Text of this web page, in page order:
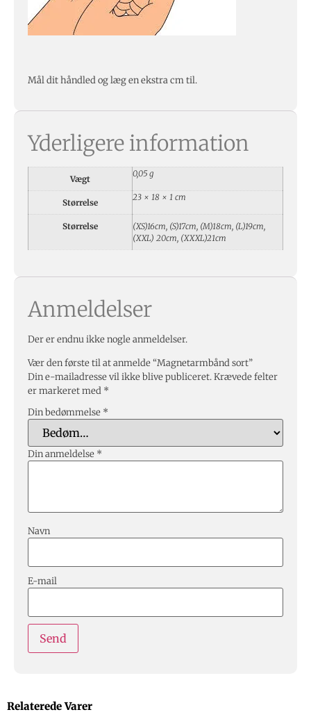
Mål dit håndled og læg en ekstra cm til.
Yderligere information
Vægt
0,05 g
Størrelse
23 × 18 × 1 cm
Størrelse
(XS)16cm, (S)17cm, (M)18cm, (L)19cm,
(XXL) 20cm, (XXXL)21cm
Anmeldelser
Der er endnu ikke nogle anmeldelser.
Vær den første til at anmelde “Magnetarmbånd sort”
Din e-mailadresse vil ikke blive publiceret.Krævede felter
er markeret med *
Din bedømmelse *
Din anmeldelse *
Navn
E-mail
Relaterede Varer